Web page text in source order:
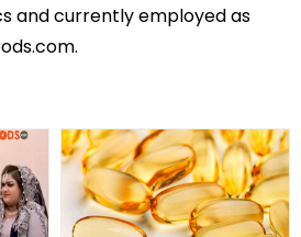
and currently employed as